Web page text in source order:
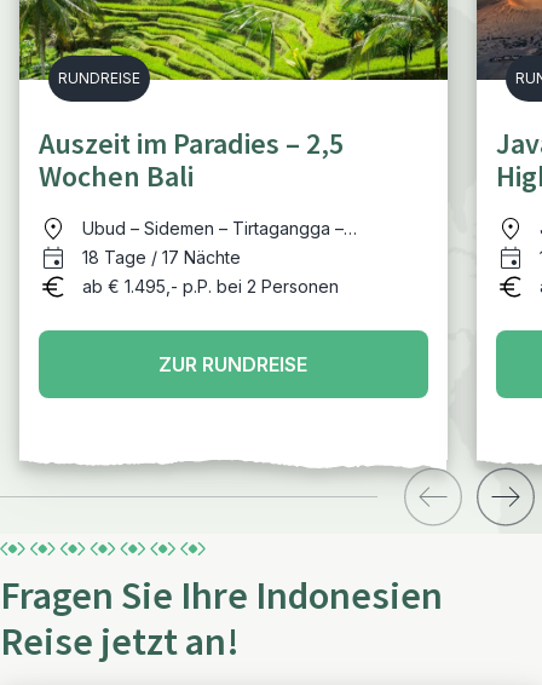
RUNDREISE
Auszeit im Paradies – 2,5
Wochen Bali
Ubud – Sidemen – Tirtagangga –
Pemuteran – Munduk – Sanur – Nusa
Lembongan
18 Tage / 17 Nächte
ab € 1.495,- p.P. bei 2 Personen
ZUR RUNDREISE
Fragen Sie Ihre Indonesien
Reise jetzt an!